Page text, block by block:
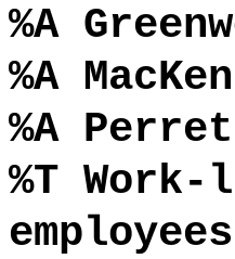
%A
%A
%A
%T